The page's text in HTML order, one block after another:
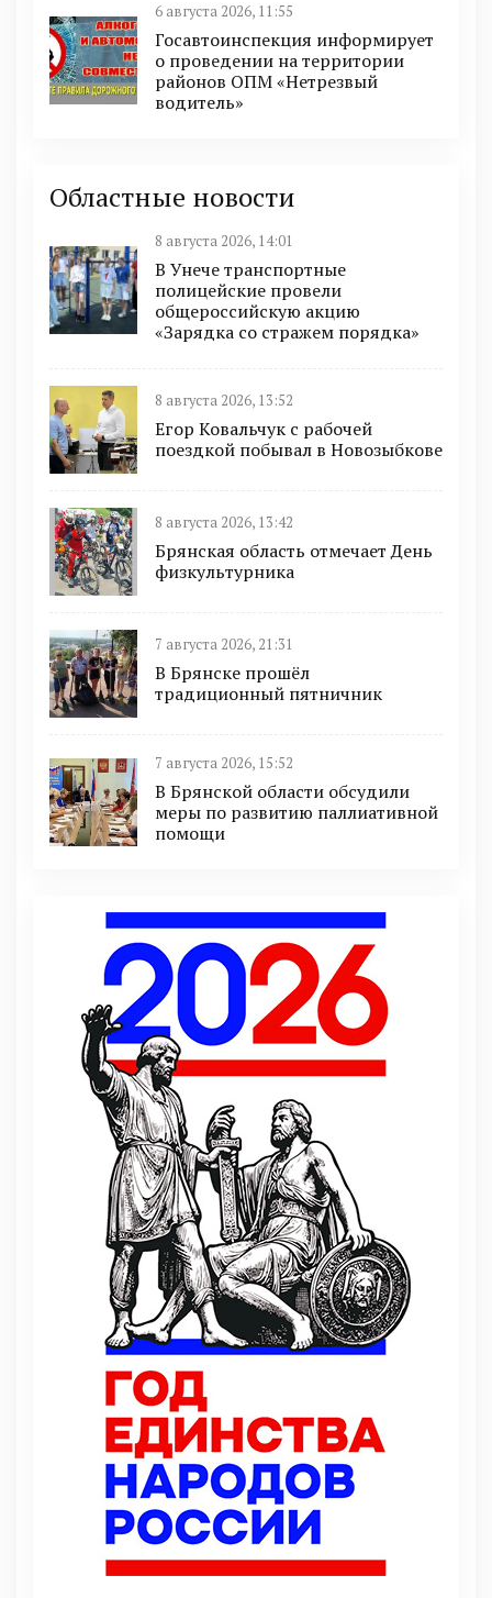
6 августа 2026, 11:55
Госавтоинспекция информирует
о проведении на территории
районов ОПМ «Нетрезвый
водитель»
Областные новости
8 августа 2026, 14:01
В Унече транспортные
полицейские провели
общероссийскую акцию
«Зарядка со стражем порядка»
8 августа 2026, 13:52
Егор Ковальчук с рабочей
поездкой побывал в Новозыбкове
8 августа 2026, 13:42
Брянская область отмечает День
физкультурника
7 августа 2026, 21:31
В Брянске прошёл
традиционный пятничник
7 августа 2026, 15:52
В Брянской области обсудили
меры по развитию паллиативной
помощи